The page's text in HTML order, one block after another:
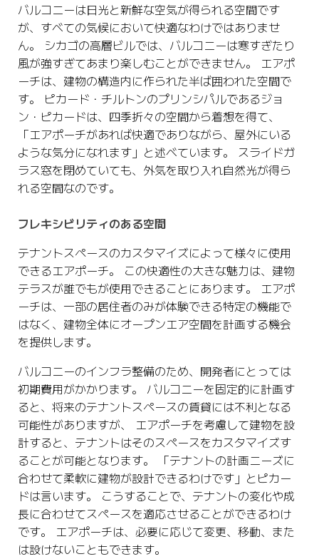
バルコニーは日光と新鮮な空気が得られる空間です
が、すべての気候において快適なわけではありませ
ん。 シカゴの高層ビルでは、バルコニーは寒すぎたり
風が強すぎてあまり楽しむことができません。 エアポ
ーチは、建物の構造内に作られた半ば囲われた空間で
す。 ピカード・チルトンのプリンシパルであるジョ
ン・ピカードは、四季折々の空間から着想を得て、
「エアポーチがあれば快適でありながら、屋外にいる
ような気分になれます」と述べています。 スライドガ
ラス窓を閉めていても、外気を取り入れ自然光が得ら
れる空間なのです。
フレキシビリティのある空間
テナントスペースのカスタマイズによって様々に使用
できるエアポーチ。 この快適性の大きな魅力は、建物
テラスが誰でもが使用できることにあります。 エアポ
ーチは、一部の居住者のみが体験できる特定の機能で
はなく、建物全体にオープンエア空間を計画する機会
を提供します。
バルコニーのインフラ整備のため、開発者にとっては
初期費用がかかります。 バルコニーを固定的に計画す
ると、将来のテナントスペースの賃貸には不利となる
可能性がありますが、 エアポーチを考慮して建物を設
計すると、テナントはそのスペースをカスタマイズす
ることが可能となります。 「テナントの計画ニーズに
合わせて柔軟に建物が設計できるわけです」とピカー
ドは言います。 こうすることで、テナントの変化や成
長に合わせてスペースを適応させることができるわけ
です。 エアポーチは、必要に応じて変更、移動、また
は設けないこともできます。